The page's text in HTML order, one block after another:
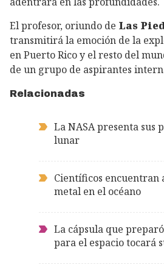
El profesor, oriundo de Las
transmitirá la emoción de la
en Puerto Rico y el resto del
de un grupo de aspirantes
Relacionadas
La NASA presenta sus
lunar
Científicos encuentran
metal en el océano
La cápsula que
para el espacio tocará